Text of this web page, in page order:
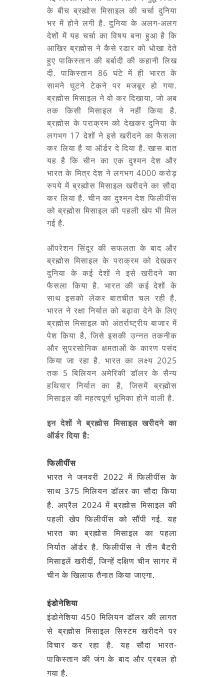
के बीच ब्रह्मोस मिसाइल की चर्चा दुनिया
भर में होने लगी है. दुनिया के अलग-अलग
देशों में यह चर्चा का विषय बना हुआ है कि
आखिर ब्रह्मोस ने कैसे रडार को धोखा देते
हुए पाकिस्तान की बर्बादी की कहानी लिख
दी. पाकिस्तान 86 घंटे में ही भारत के
सामने घुटने टेकने पर मजबूर हो गया.
ब्रह्मोस मिसाइल ने वो कर दिखाया, जो अब
तक किसी मिसाइल ने नहीं किया है.
ब्रह्मोस के पराक्रम को देखकर दुनिया के
लगभग 17 देशों ने इसे खरीदने का फैसला
कर लिया है या ऑर्डर दे दिया है. खास बात
यह है कि चीन का एक दुश्मन देश और
भारत के मित्र देश ने लगभग 4000 करोड़
रुपये में ब्रह्मोस मिसाइल खरीदने का सौदा
कर लिया है. चीन का दुश्मन देश फिलीपींस
को ब्रह्मोस मिसाइल की पहली खेप भी मिल
गई है.
ऑपरेशन सिंदूर की सफलता के बाद और
ब्रह्मोस मिसाइल के पराक्रम को देखकर
दुनिया के कई देशों ने इसे खरीदने का
फैसला किया है. भारत की कई देशों के
साथ इसको लेकर बातचीत चल रही है.
भारत ने रक्षा निर्यात को बढ़ावा देने के लिए
ब्रह्मोस मिसाइल को अंतर्राष्ट्रीय बाजार में
पेश किया है, जिसे इसकी उन्नत तकनीक
और सुपरसोनिक क्षमताओं के कारण पसंद
किया जा रहा है. भारत का लक्ष्य 2025
तक 5 बिलियन अमेरिकी डॉलर के सैन्य
हथियार निर्यात का है, जिसमें ब्रह्मोस
मिसाइल की महत्वपूर्ण भूमिका होने वाली है.
इन देशों ने ब्रह्मोस मिसाइल खरीदने का
ऑर्डर दिया है:
फिलीपींस
भारत ने जनवरी 2022 में फिलीपींस के
साथ 375 मिलियन डॉलर का सौदा किया
है. अप्रैल 2024 में ब्रह्मोस मिसाइल की
पहली खेप फिलीपींस को सौंपी गई. यह
भारत का ब्रह्मोस मिसाइल का पहला
निर्यात ऑर्डर है. फिलीपींस ने तीन बैटरी
मिसाइलें खरीदीं, जिन्हें दक्षिण चीन सागर में
चीन के खिलाफ तैनात किया जाएगा.
इंडोनेशिया
इंडोनेशिया 450 मिलियन डॉलर की लागत
से ब्रह्मोस मिसाइल सिस्टम खरीदने पर
विचार कर रहा है. यह सौदा भारत-
पाकिस्तान की जंग के बाद और प्रबल हो
गया है.